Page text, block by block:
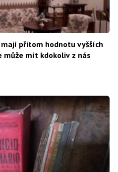
přitom hodnotu vyšších
může mít kdokoliv z nás